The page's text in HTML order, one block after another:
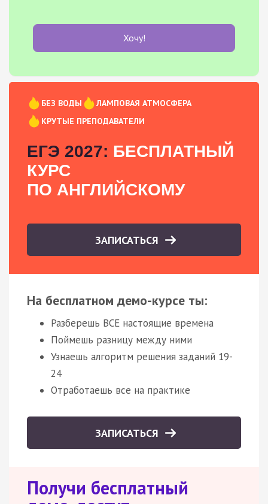
Хочу!
БЕЗ ВОДЫ
ЛАМПОВАЯ АТМОСФЕРА
КРУТЫЕ ПРЕПОДАВАТЕЛИ
ЕГЭ 2027: БЕСПЛАТНЫЙ
КУРС
ПО АНГЛИЙСКОМУ
ЗАПИСАТЬСЯ
На бесплатном демо-курсе ты:
Разберешь ВСЕ настоящие времена
Поймешь разницу между ними
Узнаешь алгоритм решения заданий 19-
24
Отработаешь все на практике
ЗАПИСАТЬСЯ
Получи бесплатный